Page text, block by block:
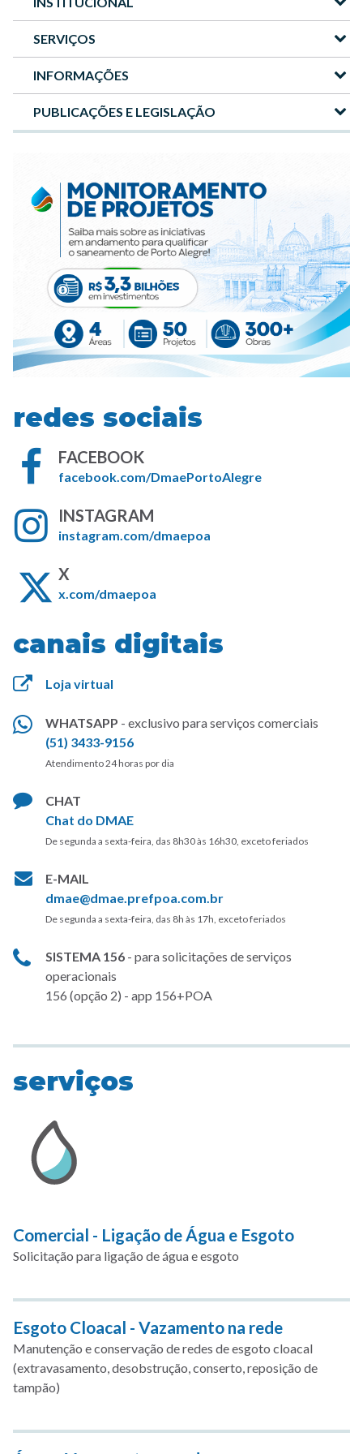
Menu
Site
DMAE
SERVIÇOS
INFORMAÇÕES
PUBLICAÇÕES E LEGISLAÇÃO
redes sociais
FACEBOOK
facebook.com/DmaePortoAlegre(link
INSTAGRAM
instagram.com/dmaepoa
X
x.com/dmaepoa
em
nova
canais digitais
Loja virtual
WHATSAPP - exclusivo para serviços comerciais
(51) 3433-9156
Atendimento 24 horas por dia
CHAT
Chat do DMAE
De segunda a sexta-feira, das 8h30 às 16h30, exceto feriados
E-MAIL
dmae@dmae.prefpoa.com.br
De segunda a sexta-feira, das 8h às 17h, exceto feriados
SISTEMA 156 - para solicitações de serviços
operacionais
156 (opção 2) - app 156+POA
serviços
Comercial - Ligação de Água e Esgoto
Solicitação para ligação de água e esgoto
Esgoto Cloacal - Vazamento na rede
Manutenção e conservação de redes de esgoto cloacal
(extravasamento, desobstrução, conserto, reposição de
tampão)